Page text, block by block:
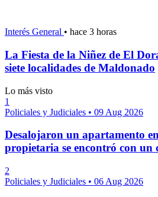
Interés General • hace 3 horas
La Fiesta de la Niñez de El
siete localidades de Maldonado
Lo más visto
1
Policiales y Judiciales • 09 Aug 2026
Desalojaron un apartamento
propietaria se encontró con un
2
Policiales y Judiciales • 06 Aug 2026